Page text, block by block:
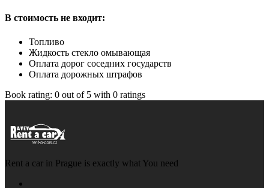
В стоимость не входит:
Топливо
Жидкость стекло омывающая
Оплата дорог соседних государств
Оплата дорожных штрафов
Book rating: 0 out of 5 with 0 ratings
Rent a car in Prague is exactly what You need